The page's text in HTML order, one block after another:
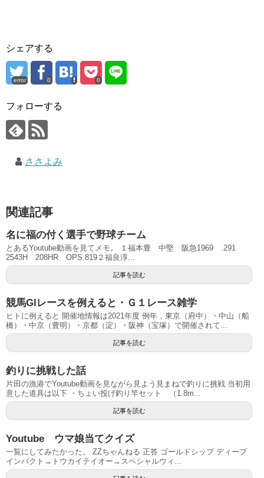
シェアする
error 0 0
フォローする
ささよみ
関連記事
名に福の付く選手で野球チーム
とあるYoutube動画を見てメモ。 １福本豊 中堅 阪急1969 .291
2543H 208HR OPS.819２福良淳...
記事を読む
競馬GIレースを例えると・Ｇ１レース雑学
ヒトに例えると 開催地情報は2021年度 例年，東京（府中）・中山（船
橋）・中京（豊明）・京都（淀）・阪神（宝塚）で開催されて...
記事を読む
釣りに挑戦した話
片田の漁港でYoutube動画を見ながら見よう見まねで釣りに挑戦 当初用
意した道具は以下 ・ちょい投げ釣り竿セット （1.8m...
記事を読む
Youtube ウマ娘当てクイズ
一覧にしてみたかった。 ZZちゃんねる 正答 ゴールドシップ ディープ
インパクト→トウカイテイオー→スペシャルウィ...